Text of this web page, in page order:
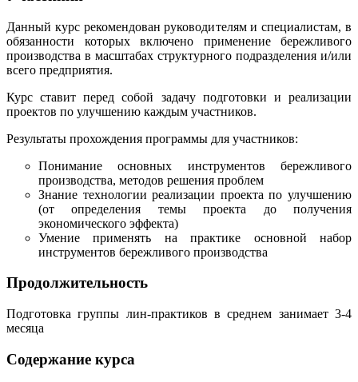
Данный курс рекомендован руководителям и специалистам, в
обязанности которых включено применение бережливого
производства в масштабах структурного подразделения и/или
всего предприятия.
Курс ставит перед собой задачу подготовки и реализации
проектов по улучшению каждым участников.
Результаты прохождения программы для участников:
Понимание основных инструментов бережливого
производства, методов решения проблем
Знание технологии реализации проекта по улучшению
(от определения темы проекта до получения
экономического эффекта)
Умение применять на практике основной набор
инструментов бережливого производства
Продолжительность
Подготовка группы лин-практиков в среднем занимает 3-4
месяца
Содержание курса